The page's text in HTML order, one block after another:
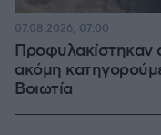
Προφυλακίστηκαν
ακόμη
Βοιωτία
07.08.2026, 07:00